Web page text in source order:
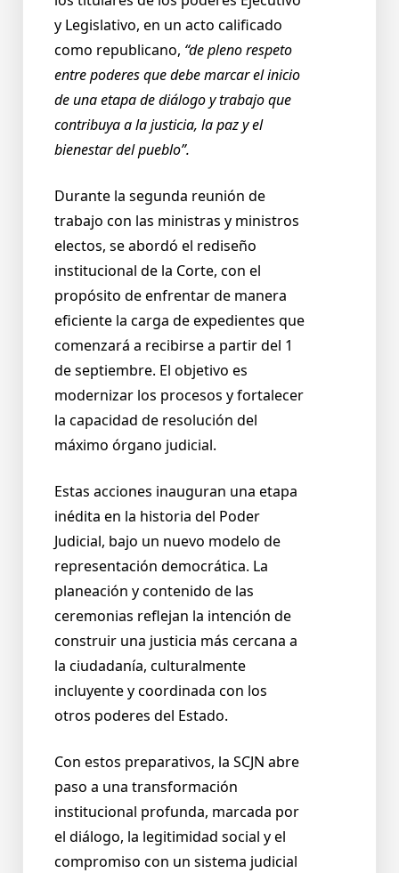
y Legislativo, en un acto calificado
como republicano, “de pleno respeto
entre poderes que debe marcar el inicio
de una etapa de diálogo y trabajo que
contribuya a la justicia, la paz y el
bienestar del pueblo”.
Durante la segunda reunión de
trabajo con las ministras y ministros
electos, se abordó el rediseño
institucional de la Corte, con el
propósito de enfrentar de manera
eficiente la carga de expedientes que
comenzará a recibirse a partir del 1
de septiembre. El objetivo es
modernizar los procesos y fortalecer
la capacidad de resolución del
máximo órgano judicial.
Estas acciones inauguran una etapa
inédita en la historia del Poder
Judicial, bajo un nuevo modelo de
representación democrática. La
planeación y contenido de las
ceremonias reflejan la intención de
construir una justicia más cercana a
la ciudadanía, culturalmente
incluyente y coordinada con los
otros poderes del Estado.
Con estos preparativos, la SCJN abre
paso a una transformación
institucional profunda, marcada por
el diálogo, la legitimidad social y el
compromiso con un sistema judicial